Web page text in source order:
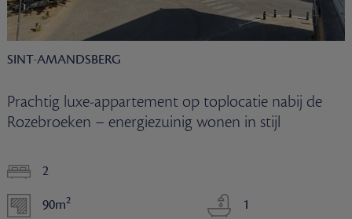
SINT-AMANDSBERG
Prachtig luxe-appartement op toplocatie nabij de
Rozebroeken – energiezuinig wonen in stijl
2
90m2 1